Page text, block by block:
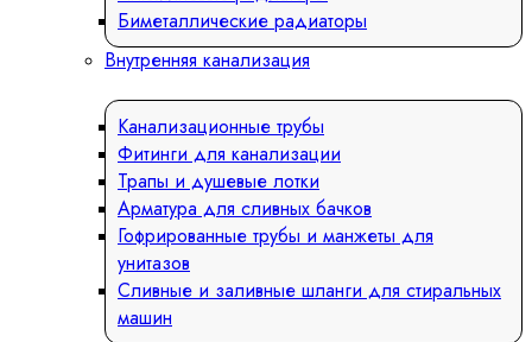
Биметаллические радиаторы
Внутренняя канализация
Канализационные трубы
Фитинги для канализации
Трапы и душевые лотки
Арматура для сливных бачков
Гофрированные трубы и манжеты для
унитазов
Сливные и заливные шланги для стиральных
машин